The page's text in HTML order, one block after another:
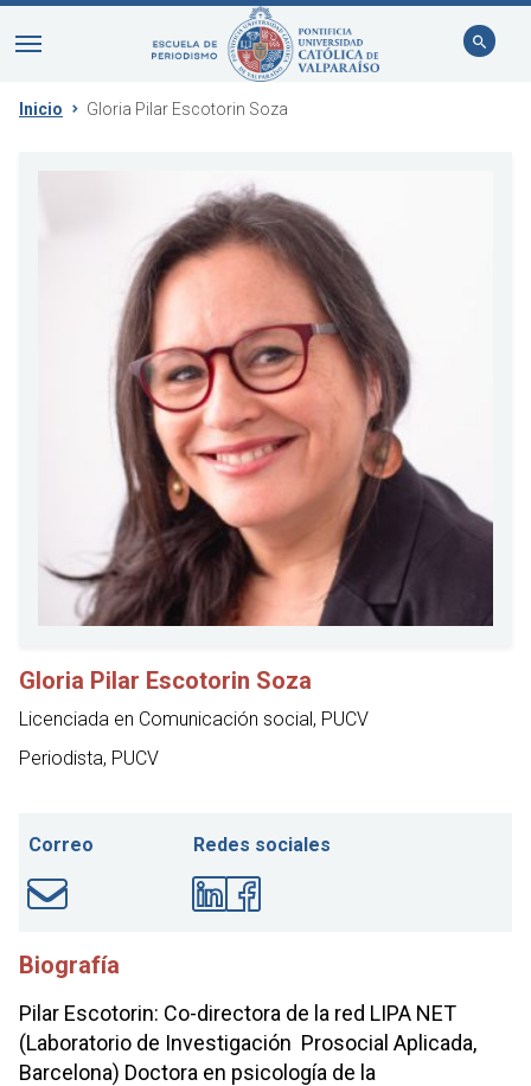
Inicio Gloria Pilar Escotorin Soza
Gloria Pilar Escotorin Soza
Licenciada en Comunicación social, PUCV
Periodista, PUCV
Correo Redes sociales
Biografía
Pilar Escotorin: Co-directora de la red LIPA NET
(Laboratorio de Investigación Prosocial Aplicada,
Barcelona) Doctora en psicología de la